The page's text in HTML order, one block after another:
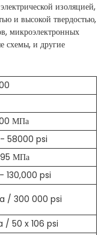
изоляцией,
и высокой твердостью,
микроэлектронных
схемы, и другие
МПа
58000 psi
МПа
130,000 psi
/ 300 000 psi
/ 50 x 106 psi